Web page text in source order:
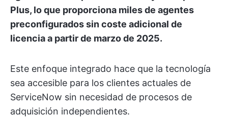
Plus, lo que proporciona miles de agentes
preconfigurados sin coste adicional de
licencia a partir de marzo de 2025.
Este enfoque integrado hace que la tecnología
sea accesible para los clientes actuales de
ServiceNow sin necesidad de procesos de
adquisición independientes.